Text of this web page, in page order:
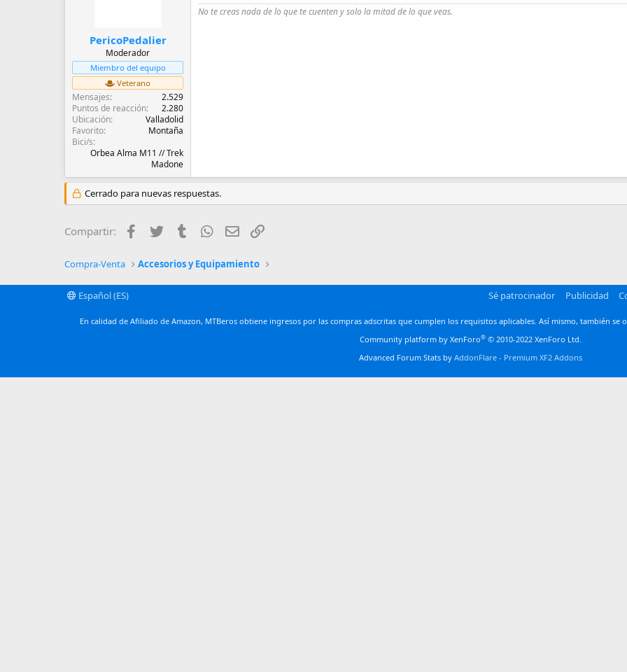
PericoPedalier
Moderador
Miembro del equipo
Veterano
Mensajes
2.529
Puntos de reacción
2.280
Ubicación
Valladolid
Favorito
Montaña
Bici/s
Orbea Alma M11 // Trek
Madone
No te creas nada de lo que te cuenten y solo la mitad de lo que veas.
Cerrado para nuevas respuestas.
Compartir: Facebook
Twitter Tumblr WhatsApp
Email
Compra-Venta Accesorios y Equipamiento
Español (ES) Sé patrocinador Publicidad
En calidad de Afiliado de Amazon, MTBeros obtiene ingresos por las compras adscritas que cumplen los requisitos aplicables. Así mismo, también
Community platform by XenForo® © 2010-2022 XenForo Ltd.
Advanced Forum Stats by AddonFlare - Premium XF2 Addons